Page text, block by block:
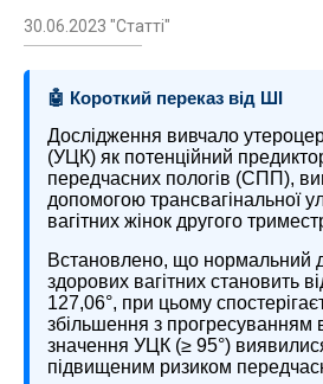
30.06.2023 "Статті"
🤖 Короткий переказ від ШІ
Дослідження вивчало
(УЦК) як потенційний
передчасних пологів (СПП),
допомогою трансвагінальної
вагітних жінок другого
Встановлено, що нормальний
здорових вагітних становить
127,06°, при цьому
збільшення з прогресуванням
значення УЦК (≥ 95°)
підвищеним ризиком